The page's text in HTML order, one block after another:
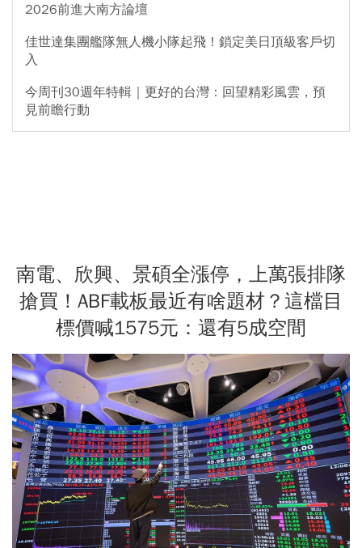
2026前進大南方論壇
佳世達集團艦隊無人機小隊起飛！鎖定美日頂級客戶切
入
今周刊30週年特輯｜更好的台灣：回望精彩風雲，預
見前瞻行動
南電、欣興、景碩全漲停，上萬張排隊
搶買！ABF載板最近有啥題材？這檔目
標價喊1575元：還有5成空間